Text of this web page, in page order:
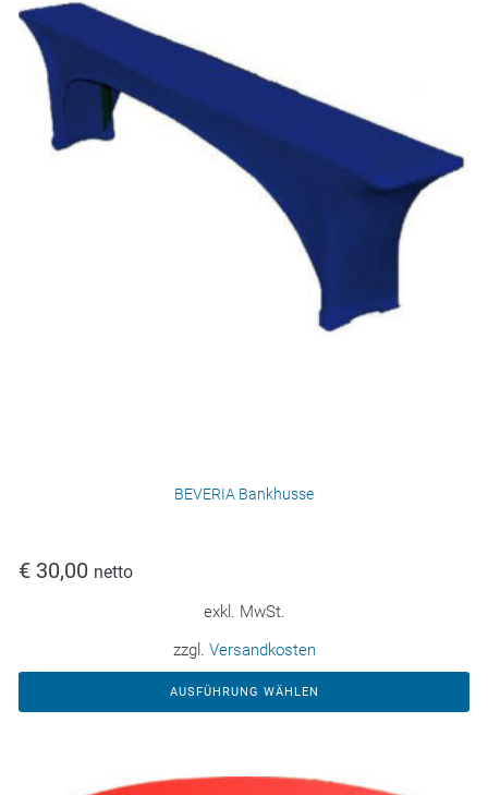
BEVERIA Bankhusse
€ 30,00 netto
exkl. MwSt.
zzgl. Versandkosten
AUSFÜHRUNG WÄHLEN